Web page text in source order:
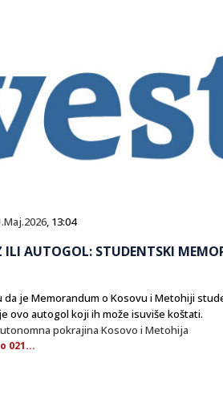
, 13:04
ILI AUTOGOL: STUDENTSKI
je Memorandum o Kosovu i Metohiji
ovo autogol koji ih može isuviše koštati.
pokrajina Kosovo i Metohija
021...